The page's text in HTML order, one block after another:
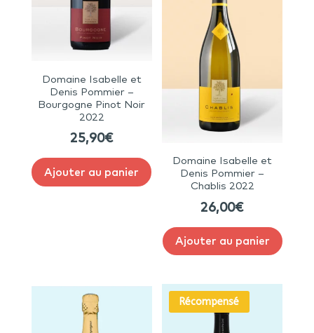
Domaine Isabelle et
Denis Pommier –
Bourgogne Pinot Noir
2022
25,90€
Ajouter au panier
Domaine Isabelle et
Denis Pommier –
Chablis 2022
26,00€
Ajouter au panier
Récompensé